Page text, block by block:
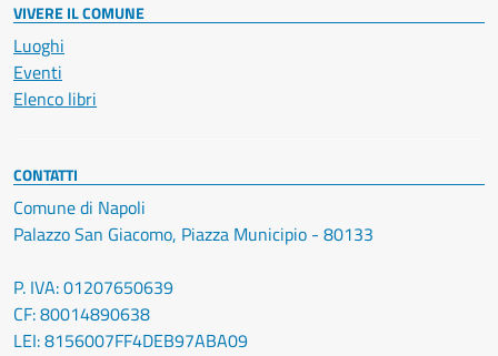
VIVERE IL COMUNE
Luoghi
Eventi
Elenco libri
CONTATTI
Comune di Napoli
Palazzo San Giacomo, Piazza Municipio - 80133
P. IVA: 01207650639
CF: 80014890638
LEI: 8156007FF4DEB97ABA09